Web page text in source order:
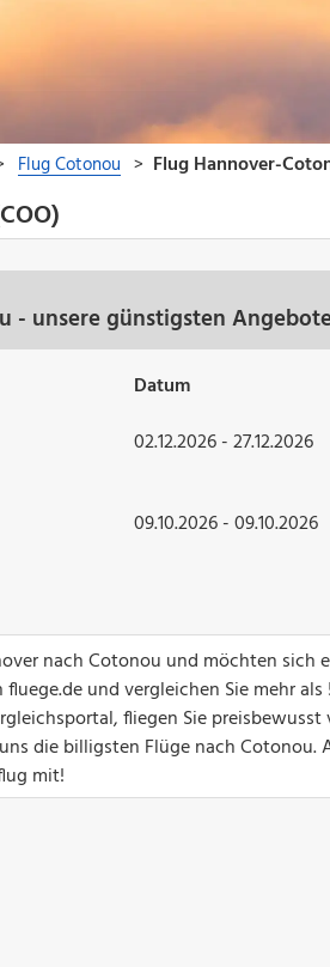
- unsere günstigsten
Datum
02.12.2026 - 27.12.2026
09.10.2026 - 09.10.2026
nach Cotonou und möchten
und vergleichen Sie mehr
fliegen Sie
die billigsten Flüge nach
mit!